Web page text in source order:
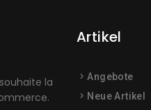
la
Artikel
Angebote
Neue Artikel